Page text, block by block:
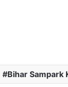
Bihar Sampark